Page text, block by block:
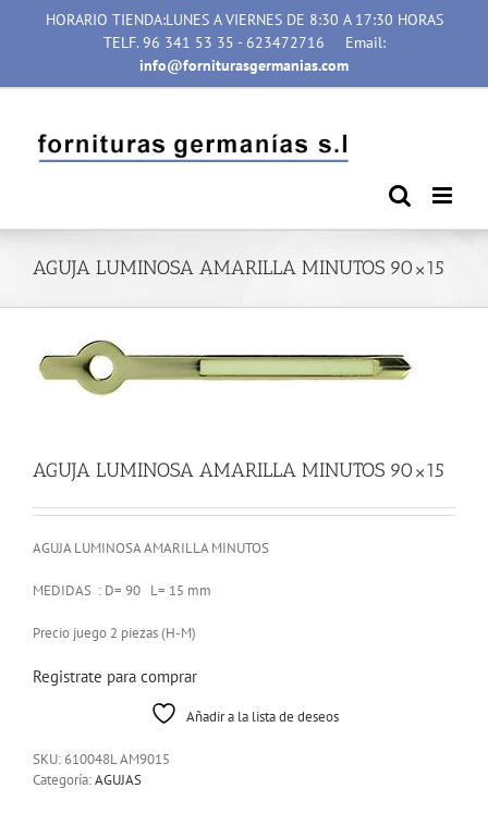
HORARIO TIENDA:LUNES A VIERNES DE 8:30 A 17:30 HORAS
TELF. 96 341 53 35 - 623472716
Email:
info@forniturasgermanias.com
AGUJA LUMINOSA AMARILLA MINUTOS 90×15
AGUJA LUMINOSA AMARILLA MINUTOS 90×15
AGUJA LUMINOSA AMARILLA MINUTOS
MEDIDAS : D= 90 L= 15 mm
Precio juego 2 piezas (H-M)
Registrate para comprar
Añadir a la lista de deseos
SKU:610048L AM9015
Categoría:AGUJAS